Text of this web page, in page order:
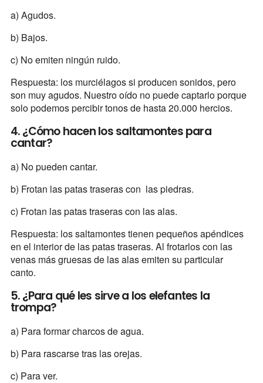
a) Agudos.
b) Bajos.
c) No emiten ningún ruido.
Respuesta: los murciélagos si producen sonidos, pero
son muy agudos. Nuestro oído no puede captarlo porque
solo podemos percibir tonos de hasta 20.000 hercios.
4. ¿Cómo hacen los saltamontes para
cantar?
a) No pueden cantar.
b) Frotan las patas traseras con las piedras.
c) Frotan las patas traseras con las alas.
Respuesta: los saltamontes tienen pequeños apéndices
en el interior de las patas traseras. Al frotarlos con las
venas más gruesas de las alas emiten su particular
canto.
5. ¿Para qué les sirve a los elefantes la
trompa?
a) Para formar charcos de agua.
b) Para rascarse tras las orejas.
c) Para ver.